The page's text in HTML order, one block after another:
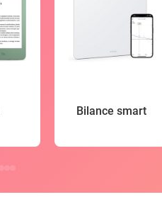
Bilance smart